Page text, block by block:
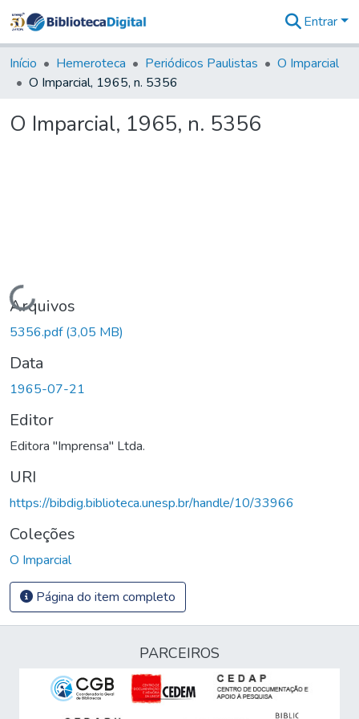
&
Coleções
Tudo na
Digital
Entrar
Início Hemeroteca Periódicos Paulistas
O Imparcial
O Imparcial, 1965, n. 5356
O Imparcial, 1965, n. 5356
Carregando...
Arquivos
5356.pdf(3,05 MB)
Data
1965-07-21
Editor
Editora "Imprensa" Ltda.
URI
https://bibdig.biblioteca.unesp.br/handle/10/33966
Coleções
O Imparcial
Página do item completo
PARCEIROS